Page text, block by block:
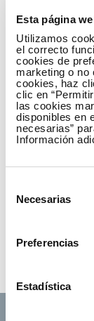
Esta página
Utilizamos
el correcto
cookies de
marketing o no
cookies, haz
clic en
las cookies
disponibles en
necesarias”
Información
Necesarias
Preferencias
Estadística